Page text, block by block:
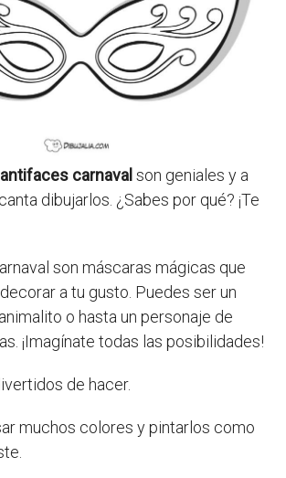
carnaval son geniales y a
dibujarlos. ¿Sabes por qué? ¡Te
son máscaras mágicas que
a tu gusto. Puedes ser un
o hasta un personaje de
¡Imagínate todas las posibilidades!
de hacer.
muchos colores y pintarlos como